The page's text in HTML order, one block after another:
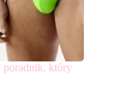
poradnik, który